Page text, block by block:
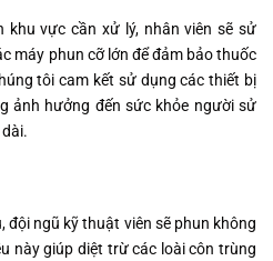
khu vực cần xử lý, nhân viên sẽ sử
máy phun cỡ lớn để đảm bảo thuốc
tôi cam kết sử dụng các thiết bị
ảnh hưởng đến sức khỏe người sử
đội ngũ kỹ thuật viên sẽ phun không
này giúp diệt trừ các loài côn trùng